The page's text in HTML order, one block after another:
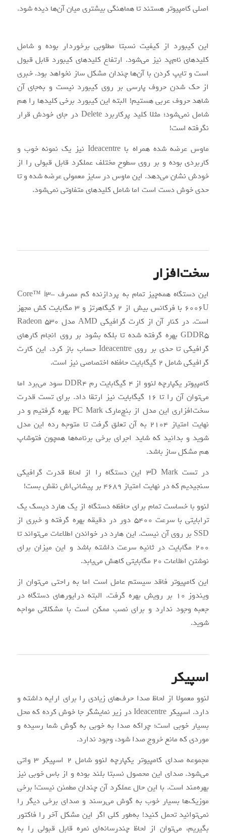
اصلی کامپیوتر هستند تا هماهنگی بیشتری میان‌ آن‌ها دیده شود.
این کیبورد از کیفیت نسبتا مطلوبی برخوردار بوده و شامل
کلیدهای نام‌پد نیز می‌شود. ارتفاع کلیدهای کیبورد قابل قبول
است و تایپ کردن با آن‌ها چندان مشکل ساز نخواهد بود. خبری
از حک شدن حروف پارسی بر روی کیبورد نیست و به‌جای آن
شاهد حروف عربی هستیم! البته این کیبورد برخی کلیدها را هم
شامل نمی‌شود؛ مثلا کلید پرکاربرد Delete در جای خودش قرار
نگرفته است!
ماوس عرضه شده همراه با Ideacentre نیز یک نمونه خوب و
کاربردی بوده و بر روی سطوح مختلف عملکرد قابل قبولی را از
خودش نشان می‌دهد. این ماوس در سایز معمولی عرضه شده و تا
حدی خوش دست است اما شامل کلیدهای متفاوتی نمی‌شود.
سخت‌افزار
این دستگاه همه‌چیز تمام به پردازنده کم مصرف Core™ i3-
6006U با فرکانس بیش از ۲ گیگاهرتز و ۳ مگابایت کش مجهز
است. در کنار آن از کارت گرافیکی AMD مدل Radeon 530
GDDR5 بهره گرفته شده تا بلکه بشود بر روی انجام کارهای
گرافیکی تا حدی بر روی Ideacentre حساب باز کرد. این کارت
گرافیکی شامل ۲ گیگابایت حافظه اختصاصی نیز است.
کامپیوتر یکپارچه لنوو از ۴ گیگابایت رم DDR4 سود می‌برد اما
می‌توان آن‌ را تا ۱۶ گیگابایت نیز ارتقا داد. برای تست قدرت
سخت‌افزاری این مدل از بنچ‌مارک PC Mark بهره گرفتیم و در
نهایت امتیاز ۲۱۰۴ به آن تعلق گرفت تا متوجه رده این مدل
شوید و بدانید که شاید اجرای برخی برنامه‌ها همچون فتوشاپ
هم مشکل ساز باشد.
در تست ۳D Mark این دستگاه را از لحاظ قدرت گرافیکی
سنجیدیم که در نهایت امتیاز ۴۶۸۹ بر پیشانی‌اش نقش بست!
لنوو با خساست تمام برای حافظه دستگاه از یک هارد دیسک یک
ترابایتی با سرعت ۵۴۰۰ دور در دقیقه بهره گرفته و خبری از
SSD بر روی آن نیست. این هارد در خواندن اطلاعات می‌تواند تا
۲۰۰ مگابایت در ثانیه سرعت داشته باشد و این میزان برای
نوشتن اطلاعات ۲۰ مگابایتی کاهش می‌یابد.
این کامپیوتر فاقد سیستم عامل است اما به راحتی می‌توان از
ویندوز ۱۰ بر رویش بهره گرفت. البته درایورهای دستگاه در
جعبه وجود ندارد و برای نصب ممکن است با مشکلاتی مواجه
شوید.
اسپیکر
لنوو معمولا از لحاظ صدا حرف‌های زیادی را برای ارایه داشته و
دارد. اسپیکر Ideacentre در زیر نمایشگر جا خوش کرده که محل
بسیار خوبی است؛ چراکه صدا به خوبی به گوش شما رسیده و
موردی که مانع خروج صدا شود، وجود ندارد.
مجموعه صدای کامپیوتر یکپارچه لنوو شامل ۲ اسپیکر ۳ واتی
می‌شود. صدای این محصول نسبتا بلند بوده و از باس خوبی نیز
بهره‌مند است. با این حال عملکرد آن چندان مطمئن نیست! برخی
موزیک‌ها بسیار خوب به گوش می‌رسند و صدای برخی دیگر را
نمی‌توانید تحمل کنید! به‌طور کلی اگر این مشکل آخر را فاکتور
بگیریم، می‌توان از لحاظ چندرسانه‌ای نمره قابل قبولی را به